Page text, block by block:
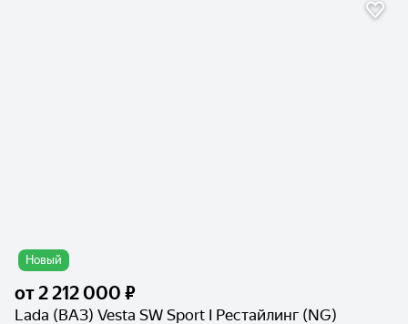
Новый
от2 212 000 ₽
Lada (ВАЗ) Vesta SW Sport I Рестайлинг (NG)